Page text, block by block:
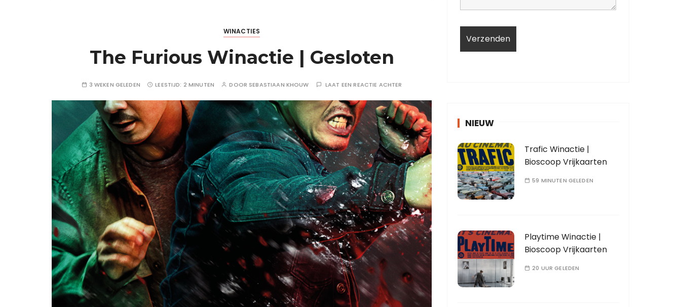
WINACTIES
The Furious Winactie | Gesloten
3 WEKEN GELEDEN LEESTIJD: 2 MINUTEN DOOR SEBASTIAAN KHOUW LAAT EEN REACTIE ACHTER
NIEUW
Trafic Winactie |
Bioscoop Vrijkaarten
59 MINUTEN GELEDEN
Playtime Winactie |
Bioscoop Vrijkaarten
20 UUR GELEDEN